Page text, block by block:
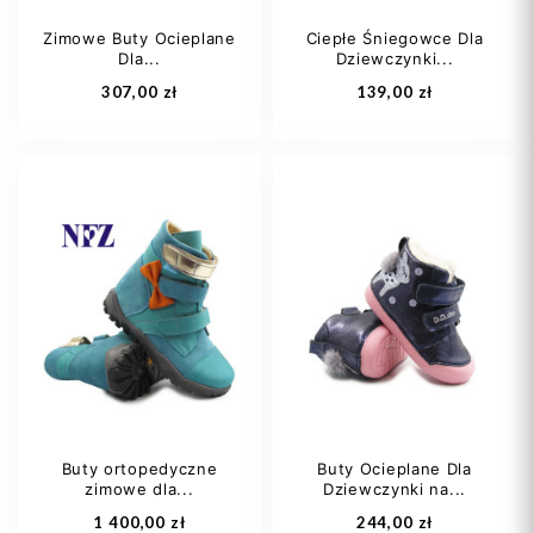
Dodaj do koszyka Dodaj do koszyka
Zimowe Buty Ocieplane
Dla...
307,00 zł
30
31
33
Dodaj do koszyka
Ciepłe Śniegowce Dla
Dziewczynki...
139,00 zł
22/23 26-27
Dodaj do koszyka
Buty ortopedyczne
zimowe dla...
1 400,00 zł
Buty Ocieplane Dla
Dziewczynki na...
244,00 zł